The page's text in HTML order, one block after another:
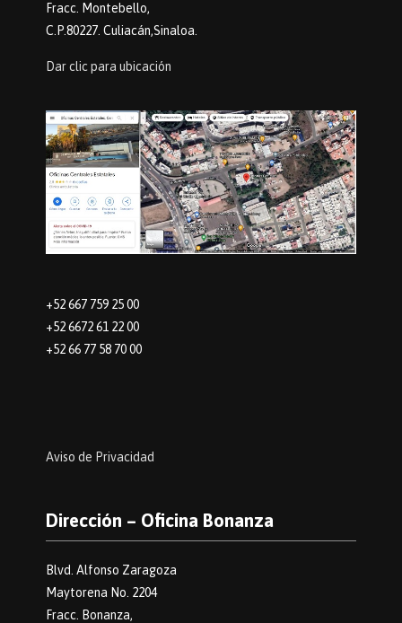
Fracc. Montebello,
C.P.80227. Culiacán,Sinaloa.
Dar clic para ubicación
+52 667 759 25 00
+52 6672 61 22 00
+52 66 77 58 70 00
Aviso de Privacidad
Dirección – Oficina Bonanza
Blvd. Alfonso Zaragoza
Maytorena No. 2204
Fracc. Bonanza,